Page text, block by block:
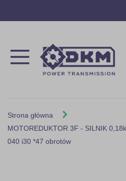
Strona główna
MOTOREDUKTOR 3F - SILNIK
040 i30 *47 obrotów